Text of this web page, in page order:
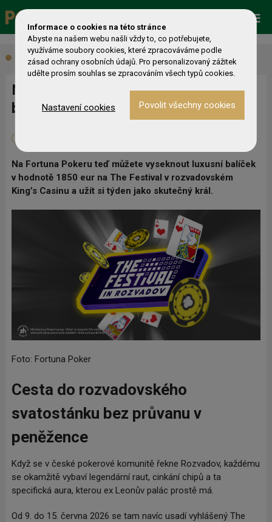
Aktuálně
Na Fortuně můžete získat královský
balíček do King’s už za pár kaček
Na Fortuna Pokeru teď můžete vyseknout luxusní balíček
v hodnotě 1850 eur na The Festival v rozvadovském
King’s Casinu a užít si týden jako skutečný král.
Foto: Fortuna Poker
Cesta do rozvadovského
svatostánku bez průvanu v
peněžence
Když se v české pokerové komunitě řekne Rozvadov, každému
se okamžitě vybaví legendární raut, cinkání chipů a ta
specifická aura, kterou ex Leonův palác prostě má.
Od 9. do 15. června 2026 se tam navíc usadí vyhlášený The
Informace o cookies na této stránce
Abyste na našem webu našli vždy to, co potřebujete,
využíváme soubory cookies, které zpracováváme podle
zásad ochrany osobních údajů. Pro personalizovaný zážitek
udělte prosím souhlas se zpracováním všech typů cookies.
Nastavení cookies